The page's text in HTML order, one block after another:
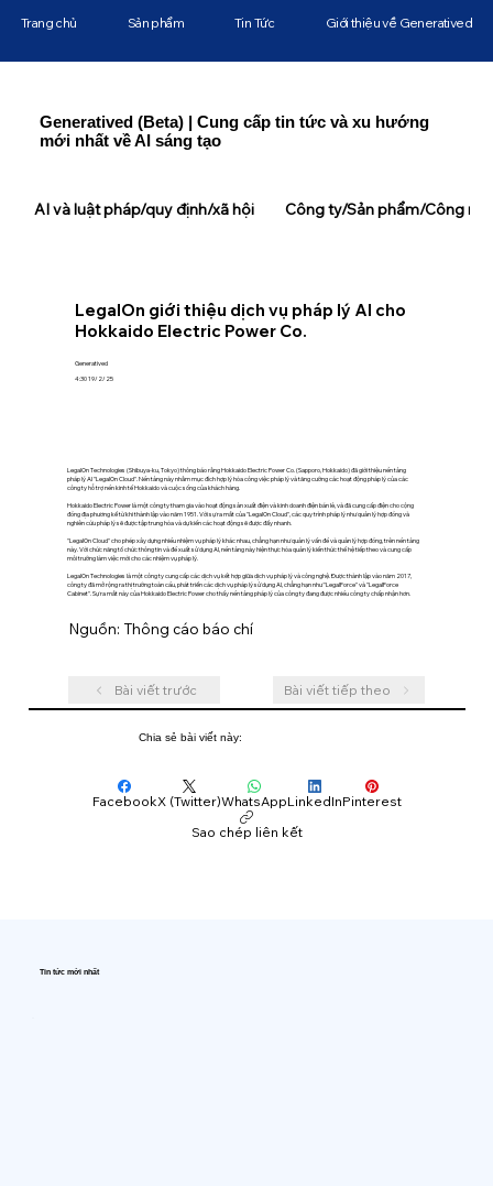
Generatived (Beta) | Cung cấp tin tức và xu hướng
mới nhất về AI sáng tạo
LegalOn giới thiệu dịch vụ pháp lý AI cho
Hokkaido Electric Power Co.
Generatived
4:30 19/2/25
LegalOn Technologies (Shibuya-ku, Tokyo) thông báo rằng Hokkaido Electric Power Co. (Sapporo, Hokkaido) đã giới thiệu nền tảng
pháp lý AI "LegalOn Cloud". Nền tảng này nhằm mục đích hợp lý hóa công việc pháp lý và tăng cường các hoạt động pháp lý của các
công ty hỗ trợ nền kinh tế Hokkaido và cuộc sống của khách hàng.
Hokkaido Electric Power là một công ty tham gia vào hoạt động sản xuất điện và kinh doanh điện bán lẻ, và đã cung cấp điện cho cộng
đồng địa phương kể từ khi thành lập vào năm 1951. Với sự ra mắt của "LegalOn Cloud", các quy trình pháp lý như quản lý hợp đồng và
nghiên cứu pháp lý sẽ được tập trung hóa và dự kiến ​​các hoạt động sẽ được đẩy nhanh.
"LegalOn Cloud" cho phép xây dựng nhiều nhiệm vụ pháp lý khác nhau, chẳng hạn như quản lý vấn đề và quản lý hợp đồng, trên nền tảng
này. Với chức năng tổ chức thông tin và đề xuất sử dụng AI, nền tảng này hiện thực hóa quản lý kiến ​​thức thế hệ tiếp theo và cung cấp
môi trường làm việc mới cho các nhiệm vụ pháp lý.
LegalOn Technologies là một công ty cung cấp các dịch vụ kết hợp giữa dịch vụ pháp lý và công nghệ. Được thành lập vào năm 2017,
công ty đã mở rộng ra thị trường toàn cầu, phát triển các dịch vụ pháp lý sử dụng AI, chẳng hạn như "LegalForce" và "LegalForce
Cabinet". Sự ra mắt này của Hokkaido Electric Power cho thấy nền tảng pháp lý của công ty đang được nhiều công ty chấp nhận hơn.
Nguồn: Thông cáo báo chí
Bài viết trước Bài viết tiếp theo
Trang chủ Sản phẩm Tin Tức Giới thiệu về Generatived
Chia sẻ bài viết này:
FacebookX (Twitter)WhatsAppLinkedInPinterest
Sao chép liên kết
AI và luật pháp/quy định/xã hội Công ty/Sản phẩm/Công
Tin tức mới nhất